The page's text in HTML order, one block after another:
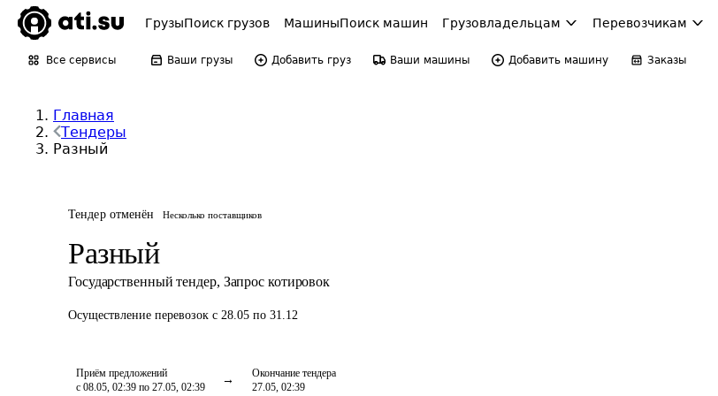
ГрузыПоиск грузов МашиныПоиск машин Грузовладельцам Перевозчикам
Все сервисы Ваши грузы Добавить груз Ваши машины Добавить машину Заказы
Главная
Тендеры
Разный
Тендер отменён Несколько поставщиков
Разный
Государственный тендер, Запрос котировок
Осуществление перевозок с 28.05 по 31.12
Приём предложений
с 08.05, 02:39 по 27.05, 02:39
Окончание тендера
27.05, 02:39